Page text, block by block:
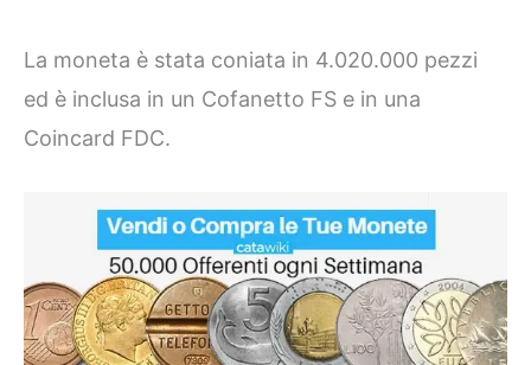
La moneta è stata coniata in 4.020.000 pezzi
ed è inclusa in un Cofanetto FS e in una
Coincard FDC.